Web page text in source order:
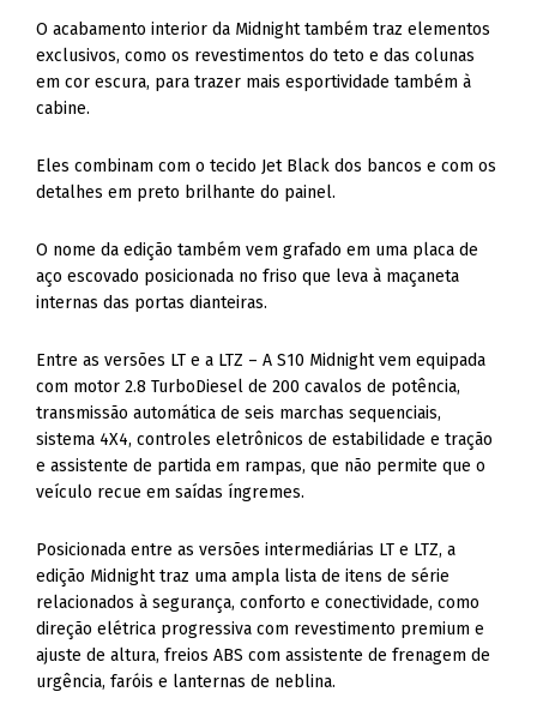
O acabamento interior da Midnight também traz elementos
exclusivos, como os revestimentos do teto e das colunas
em cor escura, para trazer mais esportividade também à
cabine.
Eles combinam com o tecido Jet Black dos bancos e com os
detalhes em preto brilhante do painel.
O nome da edição também vem grafado em uma placa de
aço escovado posicionada no friso que leva à maçaneta
internas das portas dianteiras.
Entre as versões LT e a LTZ – A S10 Midnight vem equipada
com motor 2.8 TurboDiesel de 200 cavalos de potência,
transmissão automática de seis marchas sequenciais,
sistema 4X4, controles eletrônicos de estabilidade e tração
e assistente de partida em rampas, que não permite que o
veículo recue em saídas íngremes.
Posicionada entre as versões intermediárias LT e LTZ, a
edição Midnight traz uma ampla lista de itens de série
relacionados à segurança, conforto e conectividade, como
direção elétrica progressiva com revestimento premium e
ajuste de altura, freios ABS com assistente de frenagem de
urgência, faróis e lanternas de neblina.